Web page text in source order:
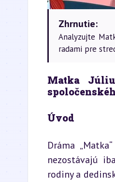
Zhrnutie:
Analyzujte
radami pre
Matka
Úvod
Dráma
nezostávajú
rodiny a